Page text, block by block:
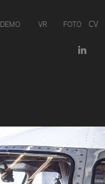
DEMO VR FOTO CV